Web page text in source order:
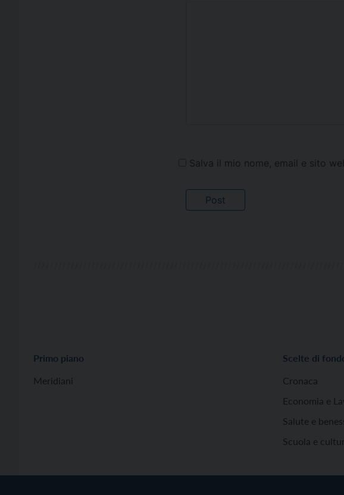
Salva il mio nome, email e sito
Primo piano
Meridiani
Scelte di
Cronaca
Economia e
Salute e
Scuola e